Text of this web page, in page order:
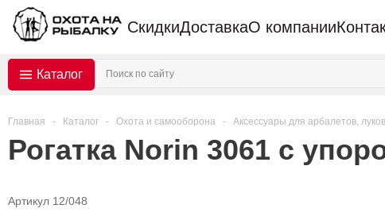
СкидкиДоставкаО компании
Каталог
Главная - Каталог - Охота и самооборона - Аксессуары для арбалетов,
Рогатка Norin 3061 с
Артикул 12/048